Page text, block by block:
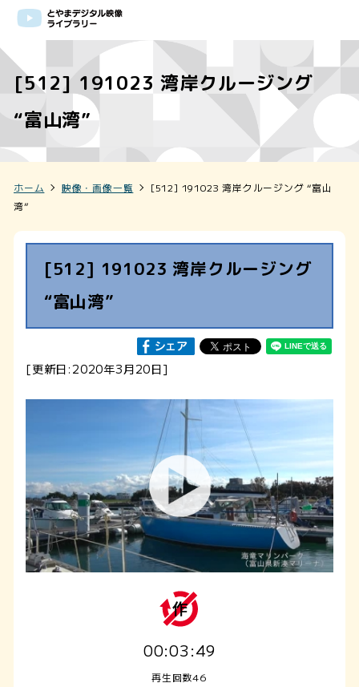
[512] 191023 湾岸クルージング
“富山湾”
ホーム 映像・画像一覧
[512] 191023 湾岸クルージング “富山
湾”
[512] 191023 湾岸クルージング
“富山湾”
[更新日:2020年3月20日]
00:03:49
再生回数46